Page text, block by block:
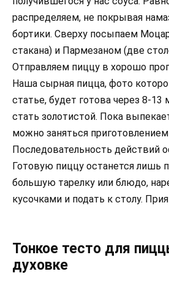
распределяем, не покрывая
бортики. Сверху посыпаем
стакана) и Пармезаном (две
Отправляем пиццу в хорошо
Наша сырная пицца, фото
статье, будет готова через 8-
стать золотистой. Пока
можно заняться
Последовательность действий
Готовую пиццу останется лишь
большую тарелку или блюдо,
кусочками и подать к столу.
Тонкое тесто для
духовке